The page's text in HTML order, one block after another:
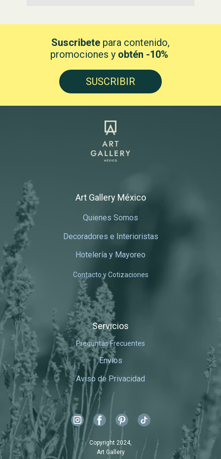
SUSCRIBIR
Suscribete para contenido,
promociones y obtén -10%
Art Gallery México
Quienes Somos
Decoradores e Interioristas
Hotelería y Mayoreo
Contacto y Cotizaciones
Servicios
Preguntas Frecuentes
Envíos
Aviso de Privacidad
Copyright 2024,
Art Gallery